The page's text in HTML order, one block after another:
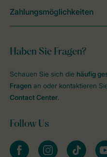
Haben Sie Fragen?
Schauen Sie sich die häufig
Fragen an oder kontaktieren
Contact Center.
Follow Us
facebookinstagramtiktok
Zahlungsmöglichkeiten